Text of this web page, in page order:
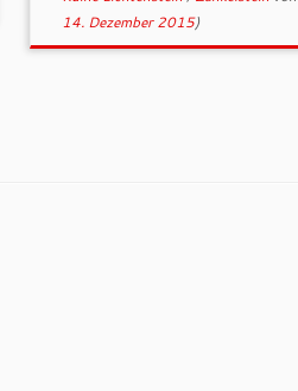
14. Dezember 2015)